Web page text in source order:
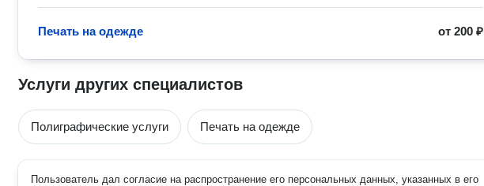
от200 ₽
Печать на одежде
Услуги других специалистов
Полиграфические услуги Печать на одежде
Пользователь дал согласие на распространение его персональных данных, указанных в его